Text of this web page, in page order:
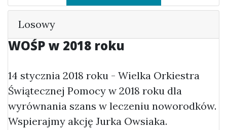
Losowy
WOŚP w 2018 roku
14 stycznia 2018 roku - Wielka Orkiestra
Świątecznej Pomocy w 2018 roku dla
wyrównania szans w leczeniu noworodków.
Wspierajmy akcję Jurka Owsiaka.